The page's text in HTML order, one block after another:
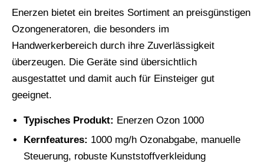
Enerzen bietet ein breites Sortiment an preisgünstigen
Ozongeneratoren, die besonders im
Handwerkerbereich durch ihre Zuverlässigkeit
überzeugen. Die Geräte sind übersichtlich
ausgestattet und damit auch für Einsteiger gut
geeignet.
Typisches Produkt: Enerzen Ozon 1000
Kernfeatures: 1000 mg/h Ozonabgabe, manuelle
Steuerung, robuste Kunststoffverkleidung